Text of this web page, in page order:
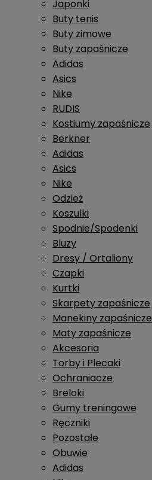
Japonki
Buty tenis
Buty zimowe
Buty zapaśnicze
Adidas
Asics
Nike
RUDIS
Kostiumy zapaśnicze
Berkner
Adidas
Asics
Nike
Odzież
Koszulki
Spodnie/Spodenki
Bluzy
Dresy / Ortaliony
Czapki
Kurtki
Skarpety zapaśnicze
Manekiny zapaśnicze
Maty zapaśnicze
Akcesoria
Torby i Plecaki
Ochraniacze
Breloki
Gumy treningowe
Ręczniki
Pozostałe
Obuwie
Adidas